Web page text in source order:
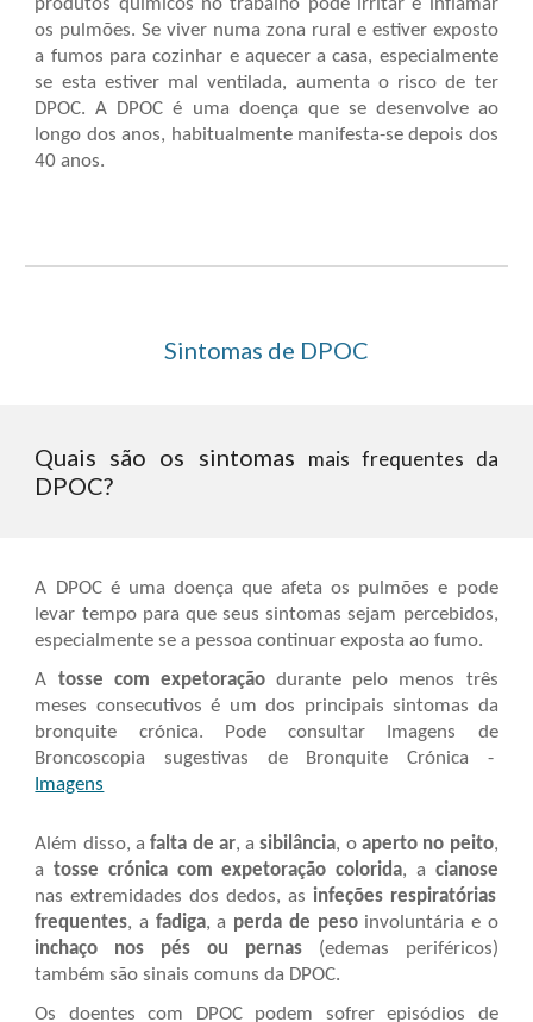
produtos químicos no trabalho pode irritar e inflamar
os pulmões. Se viver numa zona rural e estiver exposto
a fumos para cozinhar e aquecer a casa, especialmente
se esta estiver mal ventilada, aumenta o risco de ter
DPOC. A DPOC é uma doença que se desenvolve ao
longo dos anos, habitualmente manifesta-se depois dos
40 anos.
Sintomas de DPOC
Quais são os sintomas mais frequentes da
DPOC?
A DPOCé uma doença que afeta os pulmões e pode
levar tempo para que seus sintomas sejam percebidos,
especialmente se a pessoa continuar exposta ao fumo.
A tosse com expetoraçãodurante pelo menos três
meses consecutivos é um dos principais sintomas da
bronquite crónica. Pode consultar Imagens de
Broncoscopia sugestivas de Bronquite Crónica -
Imagens
Além disso, afalta de ar, asibilância, oaperto no peito,
atosse crónica com expetoração colorida, a cianose
nas extremidades dos dedos, as infeções respiratórias
frequentes, a fadiga, a perda de pesoinvoluntária e o
inchaço nos pés
ou pernas(edemas periféricos)
também são sinais comuns da DPOC.
Os doentes com
DPOCpodem sofrer episódios de